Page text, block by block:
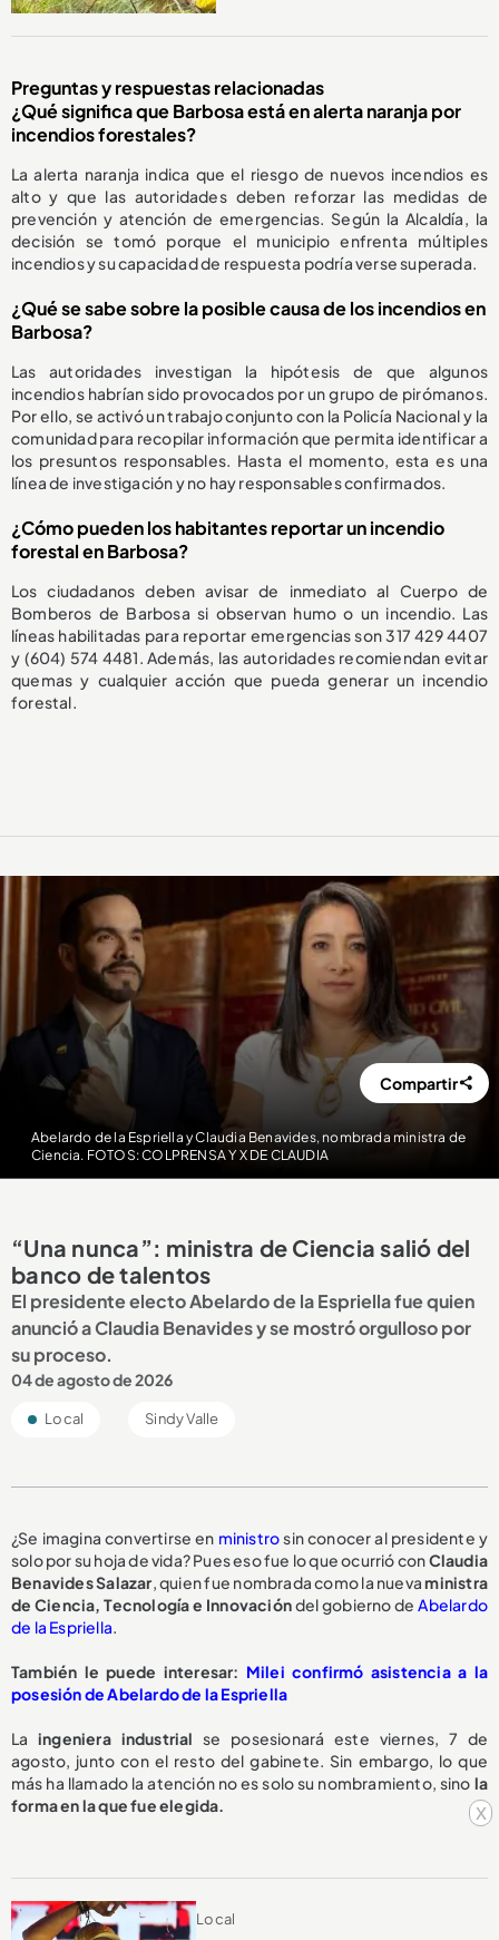
x
Preguntas y respuestas relacionadas
¿Qué significa que Barbosa está en alerta naranja por
incendios forestales?
La alerta naranja indica que el riesgo de nuevos incendios es
alto y que las autoridades deben reforzar las medidas de
prevención y atención de emergencias. Según la Alcaldía, la
decisión se tomó porque el municipio enfrenta múltiples
incendios y su capacidad de respuesta podría verse superada.
¿Qué se sabe sobre la posible causa de los incendios en
Barbosa?
Las autoridades investigan la hipótesis de que algunos
incendios habrían sido provocados por un grupo de pirómanos.
Por ello, se activó un trabajo conjunto con la Policía Nacional y la
comunidad para recopilar información que permita identificar a
los presuntos responsables. Hasta el momento, esta es una
línea de investigación y no hay responsables confirmados.
¿Cómo pueden los habitantes reportar un incendio
forestal en Barbosa?
Los ciudadanos deben avisar de inmediato al Cuerpo de
Bomberos de Barbosa si observan humo o un incendio. Las
líneas habilitadas para reportar emergencias son 317 429 4407
y (604) 574 4481. Además, las autoridades recomiendan evitar
quemas y cualquier acción que pueda generar un incendio
forestal.
Abelardo de la Espriella y Claudia Benavides, nombrada ministra de
Ciencia. FOTOS: COLPRENSA Y X DE CLAUDIA
Compartir
“Una nunca”: ministra de Ciencia salió del
banco de talentos
El presidente electo Abelardo de la Espriella fue quien
anunció a Claudia Benavides y se mostró orgulloso por
su proceso.
04 de agosto de 2026
Local Sindy Valle
¿Se imagina convertirse en ministrosin conocer al presidente y
solo por su hoja de vida? Pues eso fue lo que ocurrió conClaudia
Benavides Salazar, quien fue nombrada como la nuevaministra
de Ciencia, Tecnología e Innovacióndel gobierno deAbelardo
de la Espriella.
También le puede interesar: Milei confirmó asistencia a la
posesión de Abelardo de la Espriella
Laingeniera industrialse posesionará este viernes, 7 de
agosto, junto con el resto del gabinete. Sin embargo, lo que
más ha llamado la atención no es solo su nombramiento, sino la
forma en la que fue elegida.
Local